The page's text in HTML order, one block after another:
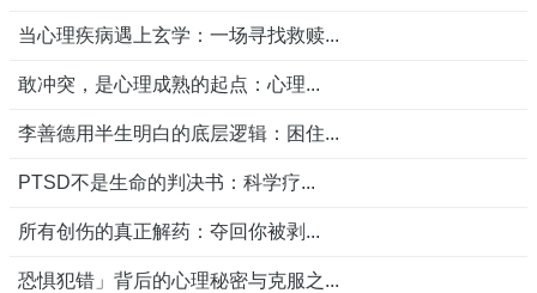
当心理疾病遇上玄学：一场寻找救赎...
敢冲突，是心理成熟的起点：心理...
李善德用半生明白的底层逻辑：困住...
PTSD不是生命的判决书：科学疗...
所有创伤的真正解药：夺回你被剥...
恐惧犯错」背后的心理秘密与克服之...